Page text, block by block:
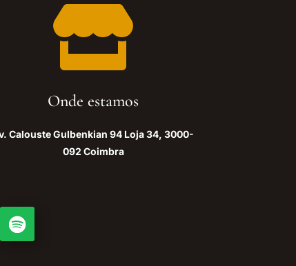

Onde estamos
Calouste Gulbenkian 94 Loja 34, 3000-
092 Coimbra